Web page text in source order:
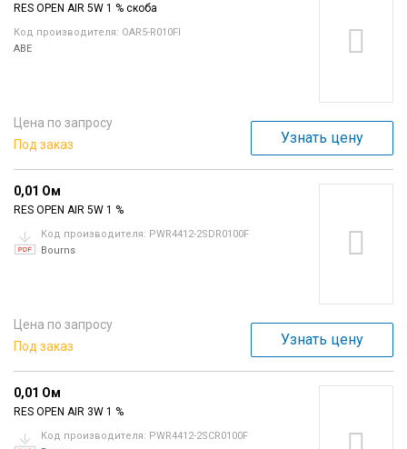
RES OPEN AIR 5W 1 % скоба
Код производителя: OAR5-R010FI
ABE
Цена по запросу
Под заказ
Узнать цену
0,01 Ом
RES OPEN AIR 5W 1 %
Код производителя: PWR4412-2SDR0100F
Bourns
Цена по запросу
Под заказ
Узнать цену
0,01 Ом
RES OPEN AIR 3W 1 %
Код производителя: PWR4412-2SCR0100F